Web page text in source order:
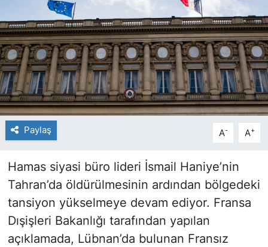
Paylaş A- A+
Hamas siyasi büro lideri İsmail Haniye’nin
Tahran’da öldürülmesinin ardından bölgedeki
tansiyon yükselmeye devam ediyor. Fransa
Dışişleri Bakanlığı tarafından yapılan
açıklamada, Lübnan’da bulunan Fransız